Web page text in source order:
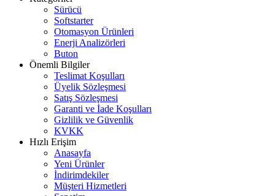
Sürücü
Softstarter
Otomasyon Ürünleri
Enerji Analizörleri
Buton
Önemli Bilgiler
Teslimat Koşulları
Üyelik Sözleşmesi
Satış Sözleşmesi
Garanti ve İade Koşulları
Gizlilik ve Güvenlik
KVKK
Hızlı Erişim
Anasayfa
Yeni Ürünler
İndirimdekiler
Müşteri Hizmetleri